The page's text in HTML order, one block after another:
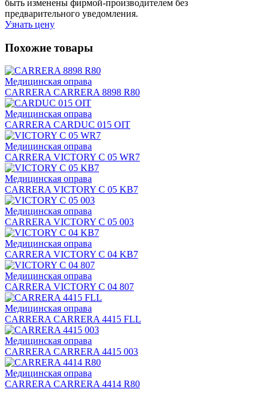
быть изменены фирмой-производителем без
предварительного уведомления.
Узнать цену
Похожие товары
Медицинская оправа
CARRERA CARRERA 8898 R80
Медицинская оправа
CARRERA CARDUC 015 OIT
Медицинская оправа
CARRERA VICTORY C 05 WR7
Медицинская оправа
CARRERA VICTORY C 05 KB7
Медицинская оправа
CARRERA VICTORY C 05 003
Медицинская оправа
CARRERA VICTORY C 04 KB7
Медицинская оправа
CARRERA VICTORY C 04 807
Медицинская оправа
CARRERA CARRERA 4415 FLL
Медицинская оправа
CARRERA CARRERA 4415 003
Медицинская оправа
CARRERA CARRERA 4414 R80